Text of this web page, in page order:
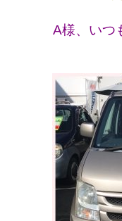
A様、いつ